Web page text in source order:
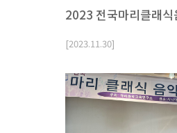
2023 전국마리클래
[2023.11.30]